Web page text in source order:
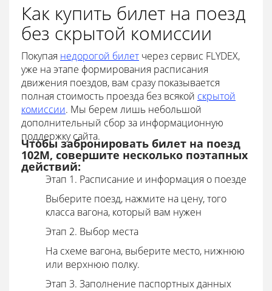
Как купить билет на поезд
без скрытой комиссии
Покупая недорогой билет через сервис FLYDEX,
уже на этапе формирования расписания
движения поездов, вам сразу показывается
полная стоимость проезда без всякой скрытой
комиссии. Мы берем лишь небольшой
дополнительный сбор за информационную
поддержку сайта.
Чтобы забронировать билет на поезд
102М, совершите несколько поэтапных
действий:
Этап 1. Расписание и информация о поезде
Выберите поезд, нажмите на цену, того
класса вагона, который вам нужен
Этап 2. Выбор места
На схеме вагона, выберите место, нижнюю
или верхнюю полку.
Этап 3. Заполнение паспортных данных